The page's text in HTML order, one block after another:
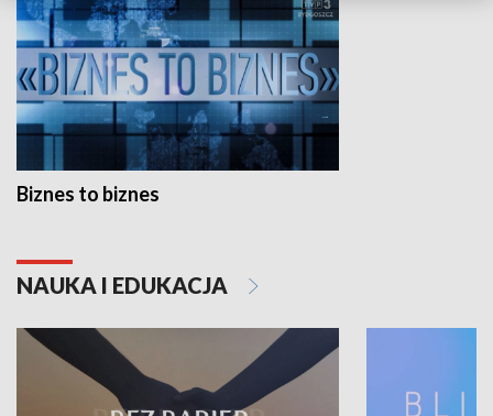
Biznes to biznes
NAUKA I EDUKACJA